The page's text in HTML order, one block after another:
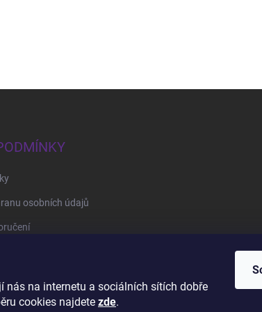
nás na internetu a sociálních sítích dobře
cookies najdete zde.
osobních údajů
Academy Nehtové Kurzy Hradec - profesní kurzy